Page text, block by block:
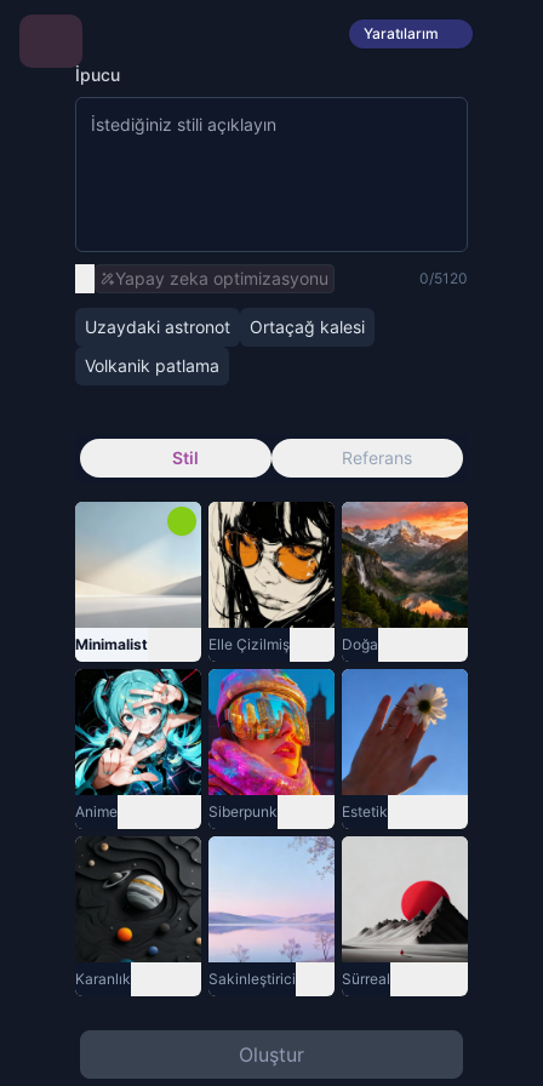
Yaratılarım
İpucu
Yapay zeka optimizasyonu 0/5120
Uzaydaki astronot
Ortaçağ kalesi
Volkanik patlama
Stil Referans
Minimalist Elle Çizilmiş Doğa
Anime Siberpunk Estetik
Karanlık Sakinleştirici Sürreal
Oluştur